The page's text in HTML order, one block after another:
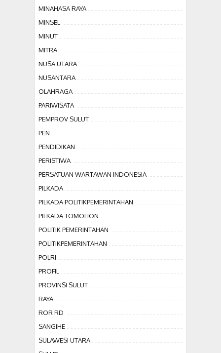
MINAHASA RAYA
MINSEL
MINUT
MITRA
NUSA UTARA
NUSANTARA
OLAHRAGA
PARIWISATA
PEMPROV SULUT
PEN
PENDIDIKAN
PERISTIWA
PERSATUAN WARTAWAN INDONESIA
PILKADA
PILKADA POLITIKPEMERINTAHAN
PILKADA TOMOHON
POLITIK PEMERINTAHAN
POLITIKPEMERINTAHAN
POLRI
PROFIL
PROVINSI SULUT
RAYA
ROR RD
SANGIHE
SULAWESI UTARA